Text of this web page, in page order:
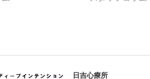
日吉心療所